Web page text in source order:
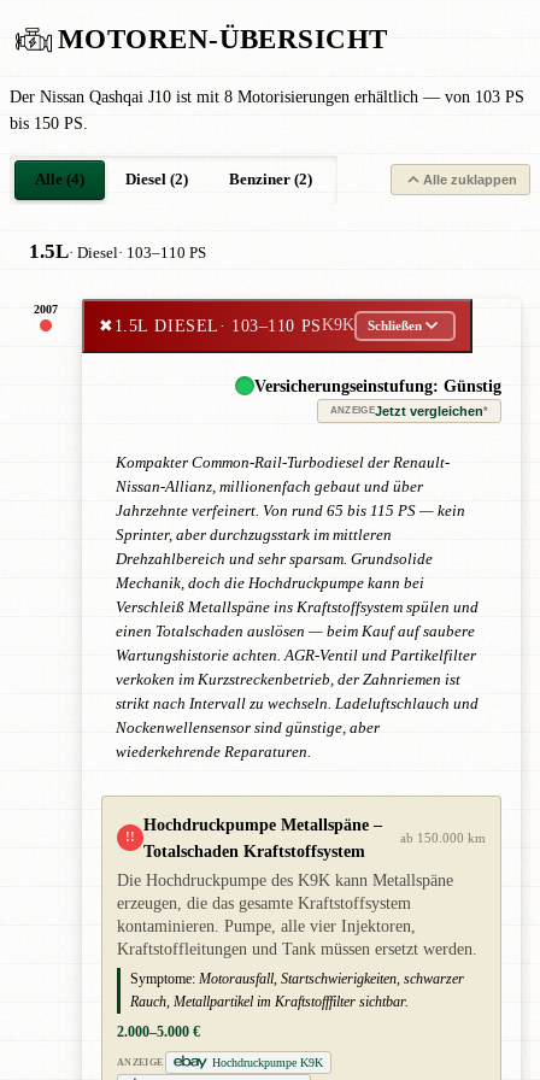
MOTOREN-ÜBERSICHT
Der Nissan Qashqai J10 ist mit 8 Motorisierungen erhältlich — von 103 PS
bis 150 PS.
Alle (4) Diesel (2) Benziner (2) Alle zuklappen
1.5L· Diesel· 103–110 PS
2007
✖1.5L DIESEL· 103–110 PSK9K Schließen
Versicherungseinstufung: Günstig
ANZEIGEJetzt vergleichen*
Kompakter Common-Rail-Turbodiesel der Renault-
Nissan-Allianz, millionenfach gebaut und über
Jahrzehnte verfeinert. Von rund 65 bis 115 PS — kein
Sprinter, aber durchzugsstark im mittleren
Drehzahlbereich und sehr sparsam. Grundsolide
Mechanik, doch die Hochdruckpumpe kann bei
Verschleiß Metallspäne ins Kraftstoffsystem spülen und
einen Totalschaden auslösen — beim Kauf auf saubere
Wartungshistorie achten. AGR-Ventil und Partikelfilter
verkoken im Kurzstreckenbetrieb, der Zahnriemen ist
strikt nach Intervall zu wechseln. Ladeluftschlauch und
Nockenwellensensor sind günstige, aber
wiederkehrende Reparaturen.
!!
Hochdruckpumpe Metallspäne –
Totalschaden Kraftstoffsystem
ab 150.000 km
Die Hochdruckpumpe des K9K kann Metallspäne
erzeugen, die das gesamte Kraftstoffsystem
kontaminieren. Pumpe, alle vier Injektoren,
Kraftstoffleitungen und Tank müssen ersetzt werden.
Symptome: Motorausfall, Startschwierigkeiten, schwarzer
Rauch, Metallpartikel im Kraftstofffilter sichtbar.
2.000–5.000 €
ANZEIGE
Hochdruckpumpe K9K